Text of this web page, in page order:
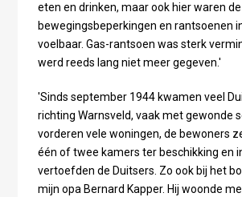
eten en drinken, maar ook hier waren
bewegingsbeperkingen en rantsoenen
voelbaar. Gas-rantsoen was sterk
werd reeds lang niet meer gegeven.'
'Sinds september 1944 kwamen veel
richting Warnsveld, vaak met gewonde
vorderen vele woningen, de bewoners
één of twee kamers ter beschikking en
vertoefden de Duitsers. Zo ook bij het
mijn opa Bernard Kapper. Hij woonde